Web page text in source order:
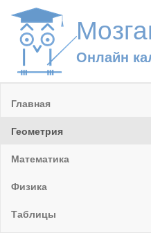
Онлайн
Главная
Геометрия
Математика
Физика
Таблицы